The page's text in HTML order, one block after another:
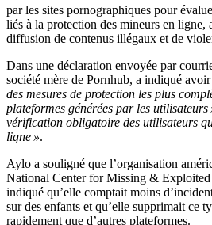
par les sites pornographiques pour
liés à la protection des mineurs en ligne,
diffusion de contenus illégaux et de
Dans une déclaration envoyée par
société mère de Pornhub, a indiqué avoir
des mesures de protection les plus
plateformes générées par les utilisateurs
vérification obligatoire des utilisateurs
ligne ».
Aylo a souligné que l’organisation
National Center for Missing &
indiqué qu’elle comptait moins
sur des enfants et qu’elle supprimait ce
rapidement que d’autres plateformes.